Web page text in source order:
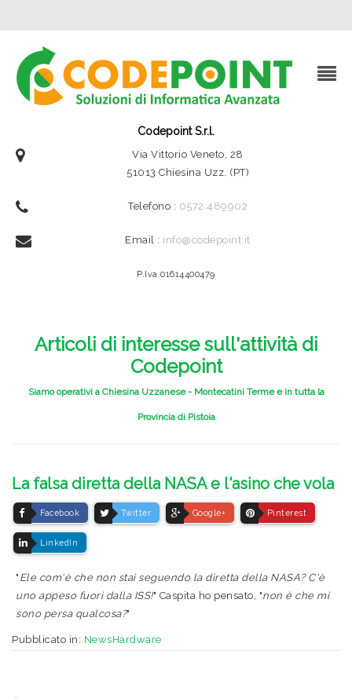
Codepoint S.r.l.
Via Vittorio Veneto, 28
51013 Chiesina Uzz. (PT)
Telefono : 0572.489902
Email : info@codepoint.it
P.Iva 01614400479
Articoli di interesse sull'attività di
Codepoint
Siamo operativi a Chiesina Uzzanese - Montecatini Terme e in tutta la
Provincia di Pistoia
La falsa diretta della NASA e l'asino che vola
Facebook Twitter Google+ Pinterest
LinkedIn
" Ele com'è che non stai seguendo la diretta della NASA? C'è
uno appeso fuori dalla ISS!" Caspita ho pensato, "non è che mi
sono persa qualcosa?"
Pubblicato in: NewsHardware